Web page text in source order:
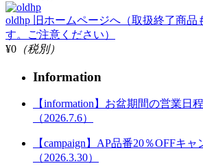
oldhp 旧ホームページへ（取扱終了商品
す。ご注意ください）
¥0 （税別）
Information
【information】お盆期間の営業日
（2026.7.6）
【campaign】AP品番20％OFFキ
（2026.3.30）